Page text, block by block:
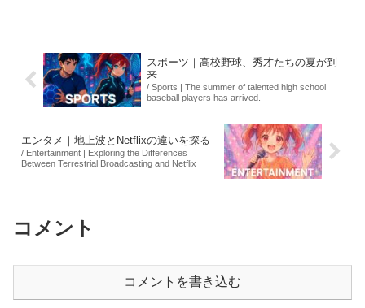
スポーツ｜高校野球、秀才たちの夏が到
来
/ Sports | The summer of talented high school
baseball players has arrived.
エンタメ｜地上波とNetflixの違いを探る
/ Entertainment | Exploring the Differences
Between Terrestrial Broadcasting and Netflix
コメント
コメントを書き込む